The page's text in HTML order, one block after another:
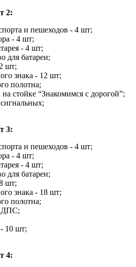
2:
и пешеходов - 4 шт;
- 4 шт;
- 4 шт;
для батареи;
шт;
знака - 12 шт;
полотна;
стойке “Знакомимся с дорогой”;
3:
и пешеходов - 4 шт;
- 4 шт;
- 4 шт;
для батареи;
шт;
знака - 18 шт;
полотна;
ДПС;
10 шт;
4: